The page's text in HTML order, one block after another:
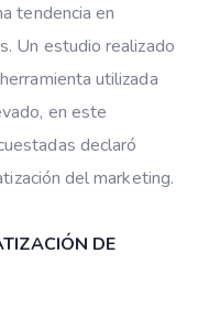
tendencia en
Un estudio realizado
utilizada
en este
declaró
del marketing.
DE